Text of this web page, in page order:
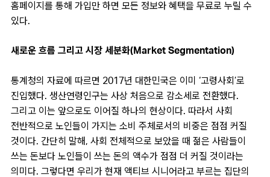
홈페이지를 통해 가입만 하면 모든 정보와 혜택을 무료로 누릴 수
있다.
새로운 흐름 그리고 시장 세분화(Market Segmentation)
통계청의 자료에 따르면 2017년 대한민국은 이미 ‘고령사회’로
진입했다. 생산연령인구는 사상 처음으로 감소세로 전환했다.
그리고 이는 앞으로도 이어질 하나의 현상이다. 따라서 사회
전반적으로 노인들이 가지는 소비 주체로서의 비중은 점점 커질
것이다. 간단히 말해, 사회 전체적으로 보았을 때 젊은 사람들이
쓰는 돈보다 노인들이 쓰는 돈의 액수가 점점 더 커질 것이라는
의미다. 그렇다면 우리가 현재 액티브 시니어라고 부르는 집단의